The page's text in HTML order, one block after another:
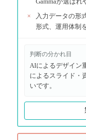
×
入力データの形
形式、運用体制
判断の分かれ目
AIによるデザイン
によるスライド・
いです。